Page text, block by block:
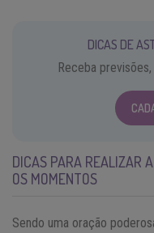
DICAS DE
Receba
DICAS PARA REALIZAR
OS MOMENTOS
Sendo uma oração